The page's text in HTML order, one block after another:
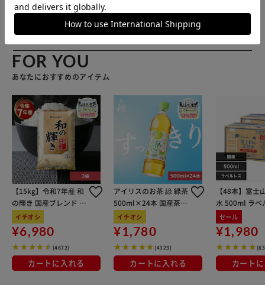
販売元(特定商取引法に基づく表記)：
リスプラザ店
FOR YOU
あなたにおすすめのアイテム
【15kg】令和7年産 和
の輝き 国産ブレンド 5
kg×3袋
イチオシ
¥6,980
(4672)
カートに入れる
アイリスのお茶 綠 緑茶
500ml×24本 国産茶葉
100％使用
イチオシ
¥1,780
(4323)
カートに入れる
【48本】富士
水 500ml ラベ
セール
¥1,980
カート